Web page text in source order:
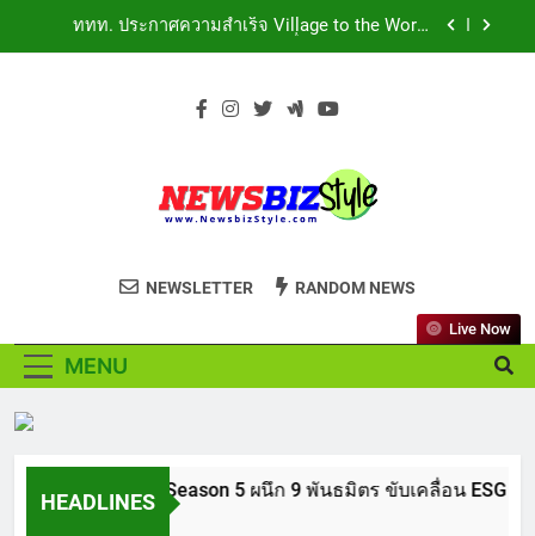
ใช้เวลา 434 วัน เปลี่ยนพื้นที่ว่างเปล่าให้กลายเป็น
โรงเรียนแห่งความหวัง
ททท. ประกาศความสำเร็จ Village to the World
โรงงานแห่งใหม่ในชลบุรี เดินหน้าขยายฐานการผลิตสู่
เอเชียตะวันออกเฉียงใต้ เสริมแกร่งยุทธศาสตร์ระดับ
กลางสถานี MRT วาง POVA 8 Series จุดเริ่มต้นครั้ง
434 วันแห่งการรอคอย มูลนิธิ “เพจอีจัน” ส่งมอบ
โรงเรียนเด็กพิเศษทองผาภูมิ ให้กระทรวงศึกษาธิการ
ส่งต่อโอกาสทางการศึกษาให้เด็กพิเศษกว่า 100 คน
สืบสานพระราชปณิธาน สร้างคุณค่าการท่องเที่ยวไทย
อย่างยั่งยืน
เหิงลี่ แมนูแฟคเจอริ่ง เทคโนโลยี (ไทยแลนด์) เปิด
เอเชียตะวันออกเฉียงใต้ เสริมแกร่งยุทธศาสตร์ระดับ
โลก
TECNO ประกาศทรานส์ฟอร์มจากเกมมิ่งโฟน สู่ไลฟ์
สไตล์แฟชั่นไอเท็ม เสิร์ฟใหญ่ปักหมุดแลนมาร์คใหม่
กลางสถานี MRT วาง POVA 8 Series จุดเริ่มต้นครั้ง
434 วันแห่งการรอคอย มูลนิธิ “เพจอีจัน” ส่งมอบ
NEWSBIZSTYLE
Business
NEWSLETTER RANDOM NEWS
MENU
Live Now
HEADLINES
to the World Season 5 ผนึก 9 พันธมิตร ขับเคลื่อน ESG